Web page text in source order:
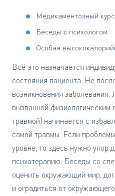
Медикаментозный курс.
Беседы с психологом.
Особая
Всё это назначается
состояния пациента. Не
возникновения заболевания.
вызванной физиологическим
травмой) начинается с
самой травмы. Если
уровне, то здесь нужно упор
психотерапию. Беседы со
оценить окружающий мир,
и оградиться от